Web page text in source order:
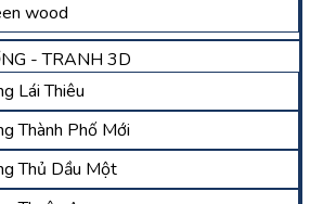
wood
- TRANH 3D
Lái Thiêu
Thành Phố Mới
Thủ Dầu Một